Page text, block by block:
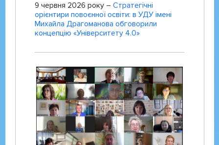
9 червня 2026 року – Стратегічні
орієнтири повоєнної освіти: в УДУ імені
Михайла Драгоманова обговорили
концепцію «Університету 4.0»